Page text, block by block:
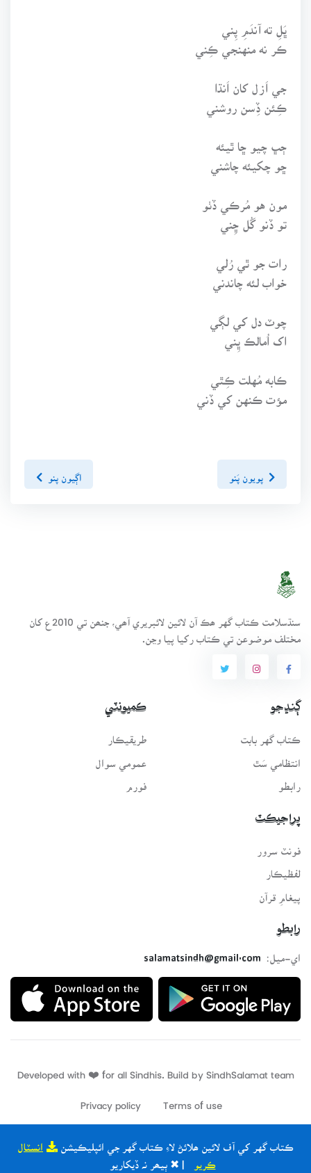
ڪتاب گهر کي آف لائين ھلائڻ لاءِ ڪتاب گهر جي ائپليڪيشن انسٽال
| ✖ ٻيھر نہ ڏيکاريو
ڀَلِ ته آندَمِ پِني
جي اَزل کان اَنڌا
ڪِئن ڏِسن روشني
ڄڀ چيو ڇا ٿيئه
ڇو چکيئه چاشني
مون هو مُرڪي ڏٺو
تو ڏنو گُل ڇِني
رات جو ٿي رُلي
خواب لئه چاندني
چوٽ دل کي لڳي
اک اُمالڪ ڀِني
ڪابه مُهلت ڪِٿي
مؤت ڪنهن کي ڏني
پويون پَنو اڳيون پنو
سنڌسلامت ڪتاب گهر ھڪ آن لائين لائبريري آھي، جنھن تي 2010ع کان
مختلف موضوعن تي ڪتاب رکيا پيا وڃن.
ڳنڍجو
ڪتاب گهر بابت
انتظامي سَٿ
رابطو
ڪميونٽي
طريقيڪار
عمومي سوال
فورم
پراجيڪٽ
لفظيڪار
پيغامِ قرآن
رابطو
اي-ميل:
salamatsindh@gmail.com
Developed with ❤️ for all Sindhis. Build by
Terms of use